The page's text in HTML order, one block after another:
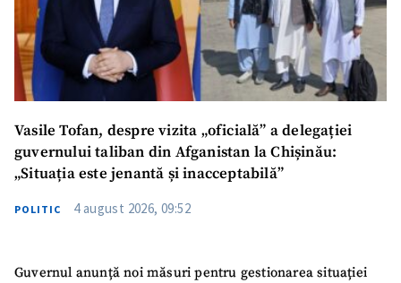
Vasile Tofan, despre vizita „oficială” a delegației
guvernului taliban din Afganistan la Chișinău:
„Situația este jenantă și inacceptabilă”
POLITIC 4 august 2026, 09:52
Guvernul anunță noi măsuri pentru gestionarea situației